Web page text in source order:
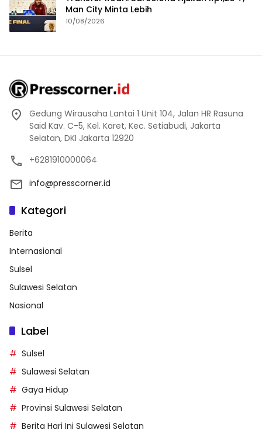
Man City Minta Lebih
10/08/2026
Gedung Wirausaha Lantai 1 Unit 104, Jalan HR Rasuna
Said Kav. C-5, Kel. Karet, Kec. Setiabudi, Jakarta
Selatan, DKI Jakarta 12920
+6281910000064
info@presscorner.id
Kategori
Berita
Internasional
Sulsel
Sulawesi Selatan
Nasional
Label
Sulsel
Sulawesi Selatan
Gaya Hidup
Provinsi Sulawesi Selatan
Berita Hari Ini Sulawesi Selatan